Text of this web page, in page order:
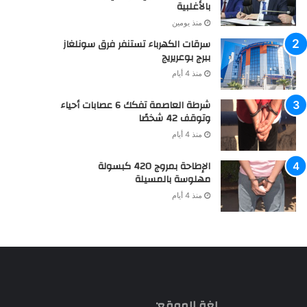
بالأغلبية
منذ يومين
سرقات الكهرباء تستنفر فرق سونلغاز
ببرج بوعريريج
منذ 4 أيام
شرطة العاصمة تفكك 6 عصابات أحياء
وتوقف 42 شخصًا
منذ 4 أيام
الإطاحة بمروج 420 كبسولة
مهلوسة بالمسيلة
منذ 4 أيام